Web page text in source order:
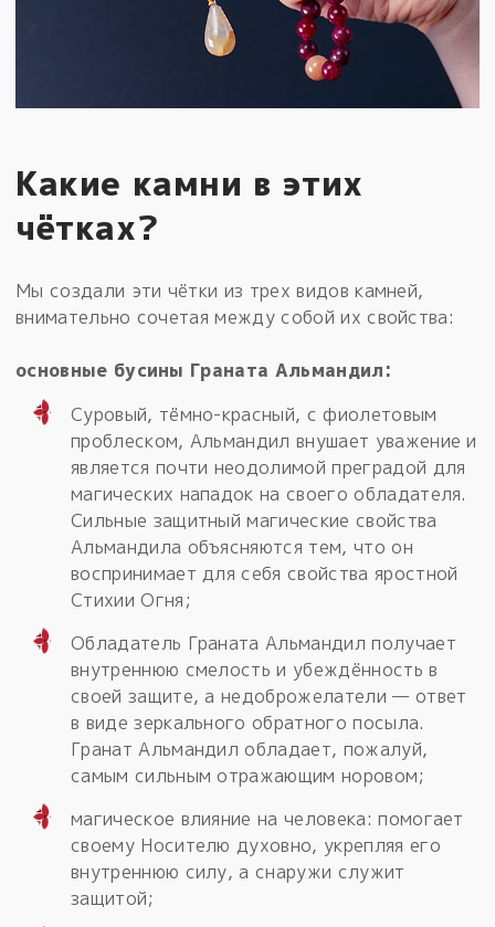
Какие камни в этих
чётках?
Мы создали эти чётки из трех видов камней,
внимательно сочетая между собой их свойства:
основные бусины Граната Альмандил:
Суровый, тёмно-красный, с фиолетовым
проблеском, Альмандил внушает уважение и
является почти неодолимой преградой для
магических нападок на своего обладателя.
Сильные защитный магические свойства
Альмандила объясняются тем, что он
воспринимает для себя свойства яростной
Стихии Огня;
Обладатель Граната Альмандил получает
внутреннюю смелость и убеждённость в
своей защите, а недоброжелатели — ответ
в виде зеркального обратного посыла.
Гранат Альмандил обладает, пожалуй,
самым сильным отражающим норовом;
магическое влияние на человека: помогает
своему Носителю духовно, укрепляя его
внутреннюю силу, а снаружи служит
защитой;